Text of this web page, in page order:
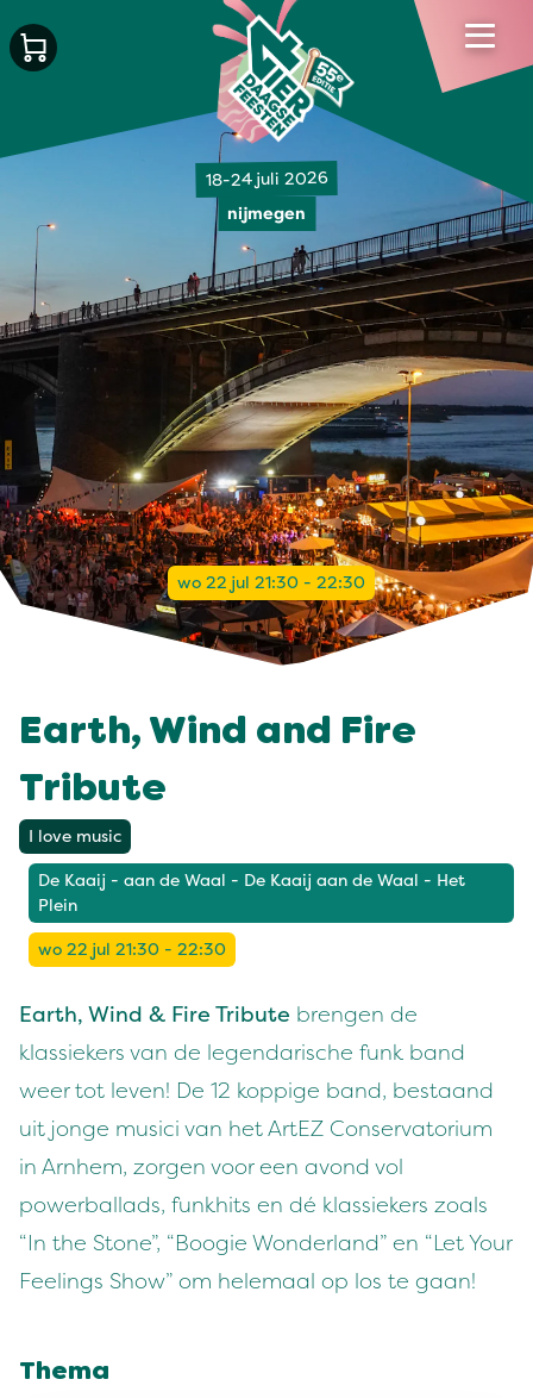
18-24 juli 2026
nijmegen
wo 22 jul 21:30 - 22:30
Earth, Wind and Fire
Tribute
I love music
De Kaaij - aan de Waal - De Kaaij aan de Waal - Het
Plein
wo 22 jul 21:30 - 22:30
Earth, Wind & Fire Tribute brengen de
klassiekers van de legendarische funk band
weer tot leven! De 12 koppige band, bestaand
uit jonge musici van het ArtEZ Conservatorium
in Arnhem, zorgen voor een avond vol
powerballads, funkhits en dé klassiekers zoals
“In the Stone”, “Boogie Wonderland” en “Let Your
Feelings Show” om helemaal op los te gaan!
Thema